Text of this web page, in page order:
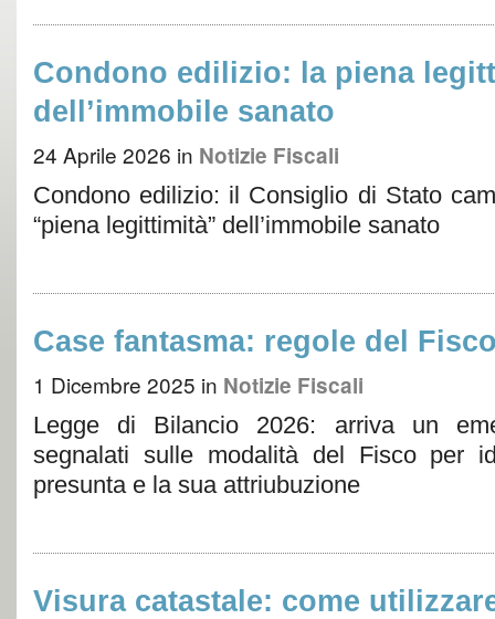
Condono edilizio: la piena
dell’immobile sanato
24 Aprile 2026 in Notizie Fiscali
Condono edilizio: il Consiglio di Stato
“piena legittimità” dell’immobile sanato
Case fantasma: regole del
1 Dicembre 2025 in Notizie Fiscali
Legge di Bilancio 2026: arriva un
segnalati sulle modalità del Fisco per
presunta e la sua attriubuzione
Visura catastale: come